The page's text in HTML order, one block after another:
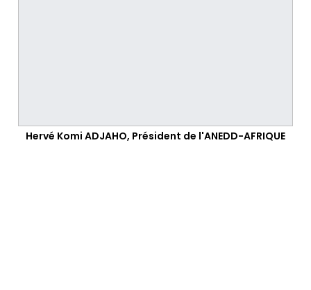
Hervé Komi ADJAHO, Président de l'ANEDD-AFRIQUE